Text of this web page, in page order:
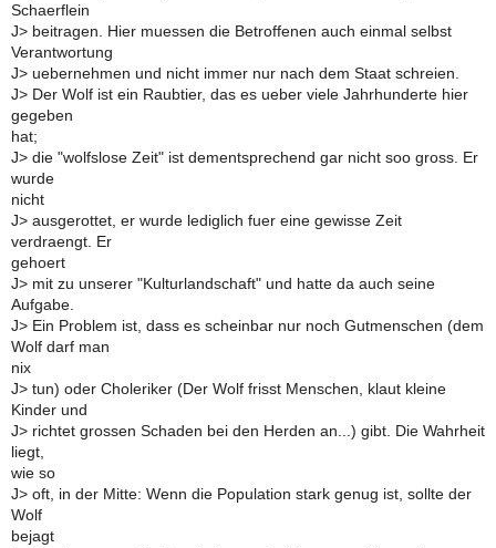
Schaerflein
J> beitragen. Hier muessen die Betroffenen auch einmal selbst
Verantwortung
J> uebernehmen und nicht immer nur nach dem Staat schreien.
J> Der Wolf ist ein Raubtier, das es ueber viele Jahrhunderte hier
gegeben
hat;
J> die "wolfslose Zeit" ist dementsprechend gar nicht soo gross. Er
wurde
nicht
J> ausgerottet, er wurde lediglich fuer eine gewisse Zeit
verdraengt. Er
gehoert
J> mit zu unserer "Kulturlandschaft" und hatte da auch seine
Aufgabe.
J> Ein Problem ist, dass es scheinbar nur noch Gutmenschen (dem
Wolf darf man
nix
J> tun) oder Choleriker (Der Wolf frisst Menschen, klaut kleine
Kinder und
J> richtet grossen Schaden bei den Herden an...) gibt. Die Wahrheit
liegt,
wie so
J> oft, in der Mitte: Wenn die Population stark genug ist, sollte der
Wolf
bejagt